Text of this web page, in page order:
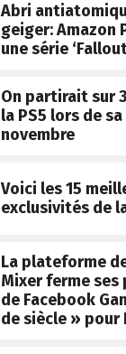
Abri
geiger: Amazon
une série
On partirait sur
la PS5 lors de
novembre
Voici les 15
exclusivités de
La plateforme
Mixer ferme
de Facebook
de siècle » pour